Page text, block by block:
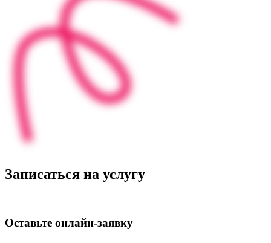
Записаться на услугу
Оставьте онлайн‑заявку